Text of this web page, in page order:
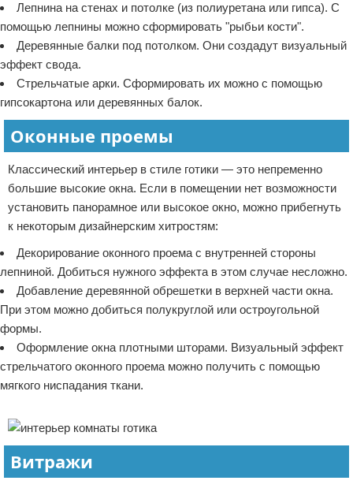
Лепнина на стенах и потолке (из полиуретана или гипса). С
помощью лепнины можно сформировать "рыбьи кости".
Деревянные балки под потолком. Они создадут визуальный
эффект свода.
Стрельчатые арки. Сформировать их можно с помощью
гипсокартона или деревянных балок.
Оконные проемы
Классический интерьер в стиле готики — это непременно
большие высокие окна. Если в помещении нет возможности
установить панорамное или высокое окно, можно прибегнуть
к некоторым дизайнерским хитростям:
Декорирование оконного проема с внутренней стороны
лепниной. Добиться нужного эффекта в этом случае несложно.
Добавление деревянной обрешетки в верхней части окна.
При этом можно добиться полукруглой или остроугольной
формы.
Оформление окна плотными шторами. Визуальный эффект
стрельчатого оконного проема можно получить с помощью
мягкого ниспадания ткани.
Витражи